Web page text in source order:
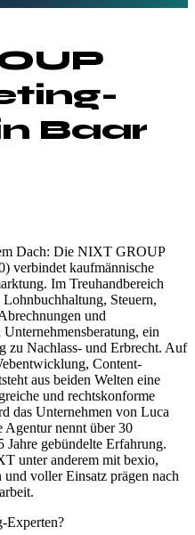
Baar
Dach: Die NIXT GROUP
verbindet kaufmännische
Im Treuhandbereich
Steuern,
und
ein
zu Nachlass- und Erbrecht. Auf
Content-
aus beiden Welten eine
und rechtskonforme
das Unternehmen von Luca
nennt über 30
gebündelte Erfahrung.
unter anderem mit bexio,
voller Einsatz prägen nach
Experten?